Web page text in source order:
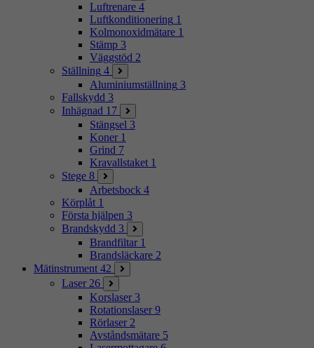
Luftrenare 4
Luftkonditionering 1
Kolmonoxidmätare 1
Stämp 3
Väggstöd 2
Ställning 4
Aluminiumställning 3
Fallskydd 3
Inhägnad 17
Stängsel 3
Koner 1
Grind 7
Kravallstaket 1
Stege 8
Arbetsbock 4
Körplåt 1
Första hjälpen 3
Brandskydd 3
Brandfiltar 1
Brandsläckare 2
Mätinstrument 42
Laser 26
Korslaser 3
Rotationslaser 9
Rörlaser 2
Avståndsmätare 5